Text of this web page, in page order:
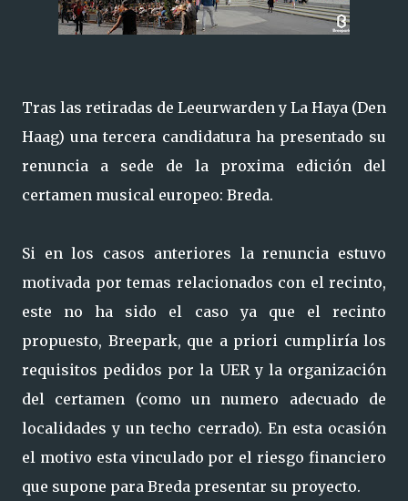
Tras las retiradas de Leeurwarden y La Haya (Den
Haag) una tercera candidatura ha presentado su
renuncia a sede de la proxima edición del
certamen musical europeo: Breda.
Si en los casos anteriores la renuncia estuvo
motivada por temas relacionados con el recinto,
este no ha sido el caso ya que el recinto
propuesto, Breepark, que a priori cumpliría los
requisitos pedidos por la UER y la organización
del certamen (como un numero adecuado de
localidades y un techo cerrado). En esta ocasión
el motivo esta vinculado por el riesgo financiero
que supone para Breda presentar su proyecto.